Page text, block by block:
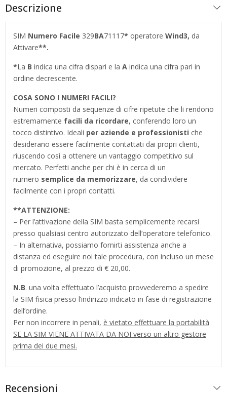
Descrizione
SIM Numero Facile 329BA71117* operatore Wind3, da
Attivare**.
*La B indica una cifra dispari e la A indica una cifra pari in
ordine decrescente.
COSA SONO I NUMERI FACILI?
Numeri composti da sequenze di cifre ripetute che li rendono
estremamente facili da ricordare, conferendo loro un
tocco distintivo. Ideali per aziende e professionisti che
desiderano essere facilmente contattati dai propri clienti,
riuscendo così a ottenere un vantaggio competitivo sul
mercato. Perfetti anche per chi è in cerca di un
numero semplice da memorizzare, da condividere
facilmente con i propri contatti.
**ATTENZIONE:
– Per l’attivazione della SIM basta semplicemente recarsi
presso qualsiasi centro autorizzato dell’operatore telefonico.
– In alternativa, possiamo fornirti assistenza anche a
distanza ed eseguire noi tale procedura, con incluso un mese
di promozione, al prezzo di € 20,00.
N.B. una volta effettuato l’acquisto provvederemo a spedire
la SIM fisica presso l’indirizzo indicato in fase di registrazione
dell’ordine.
Per non incorrere in penali, è vietato effettuare la portabilità
SE LA SIM VIENE ATTIVATA DA NOI verso un altro gestore
prima dei due mesi.
Recensioni